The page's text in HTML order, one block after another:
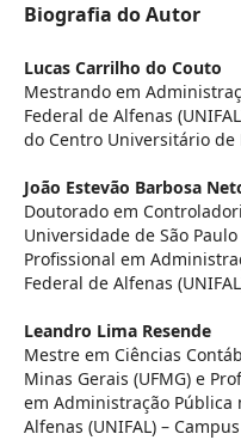
Biografia do Autor
Lucas Carrilho do Couto
Mestrando em
Federal de Alfenas
do Centro Universitário de
João Estevão Barbosa
Doutorado em
Universidade de São
Profissional em
Federal de Alfenas
Leandro Lima Resende
Mestre em Ciências
Minas Gerais (UFMG) e
em Administração
Alfenas (UNIFAL) –